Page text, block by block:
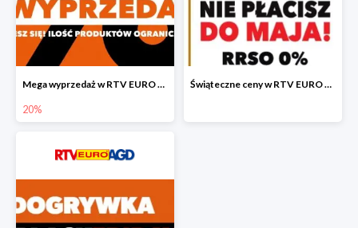
Mega wyprzedaż w RTV EURO AGD
20%
Świąteczne ceny w RTV EURO AGD